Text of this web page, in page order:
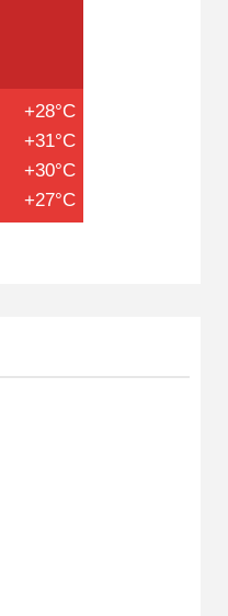
+28°C
+31°C
+30°C
+27°C